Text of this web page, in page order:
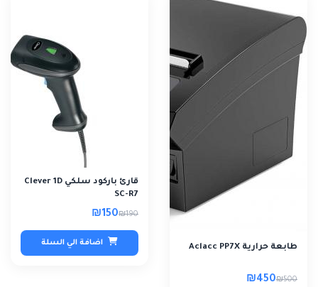
طابعة حرارية Aclacc PP7X
₪500
₪450
قارئ باركود سلكي Clever 1D
SC-R7
₪190
₪150
اضافة الي السلة